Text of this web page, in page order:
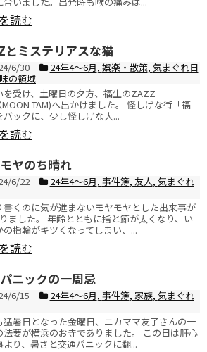
読む
とミステリアスな猫
6/30 24年4〜6月, 娯楽・散策, 気まぐれ日
の領域
を受け、土曜日の夕方、福生のZAZZ
MOON TAM)へ出かけました。 怪しげな街「福
バックに、少し怪しげな大...
読む
ヤのち晴れ
6/22 24年4〜6月, 事件簿, 友人, 気まぐれ
書くのに気が進まないモヤモヤとした出来事が
ました。 年齢とともに指と節が太くなり、い
の指輪がキツくなってしまい、...
読む
ニックの一周忌
6/15 24年4〜6月, 事件簿, 家族, 気まぐれ
猛暑日となった金曜日、ニカママ友子さんの一
法要が横浜のお寺でありました。 この日は肝心
より、暑さと交通パニックに翻...